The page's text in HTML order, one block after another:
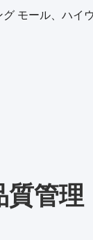
モール、ハ
質管理